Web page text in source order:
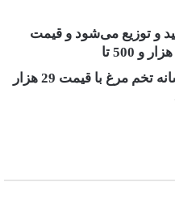
و توزیع می‌شود و قیمت
14 هزار 500 تومان است و هر شانه تخم مرغ با قیمت 29 هزار